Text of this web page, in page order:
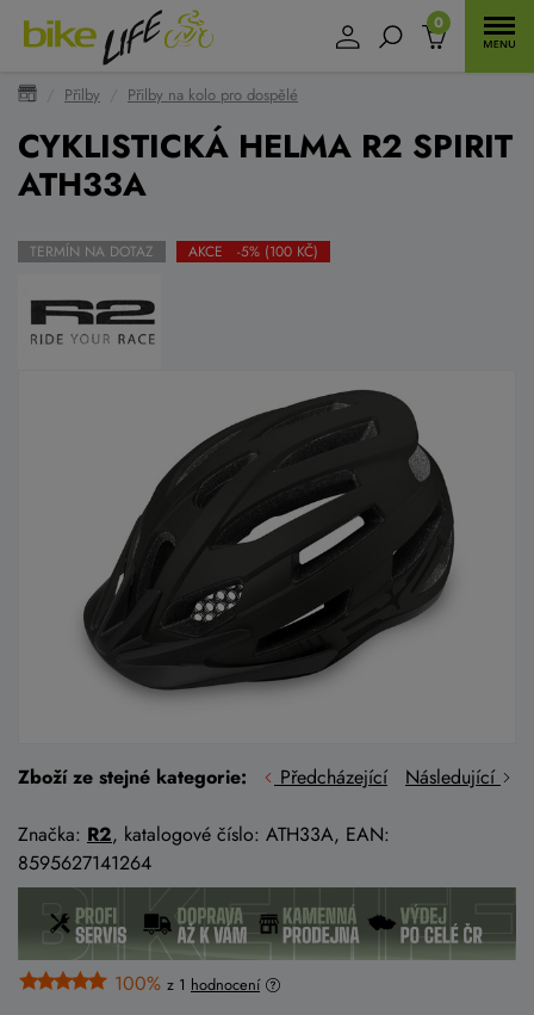
0
Přilby Přilby na kolo pro dospělé
CYKLISTICKÁ HELMA R2 SPIRIT
ATH33A
TERMÍN NA DOTAZ AKCE -5% (100 KČ)
Zboží ze stejné kategorie: Předcházející Následující
Značka: R2, katalogové číslo: ATH33A, EAN:
8595627141264
100% z 1 hodnocení